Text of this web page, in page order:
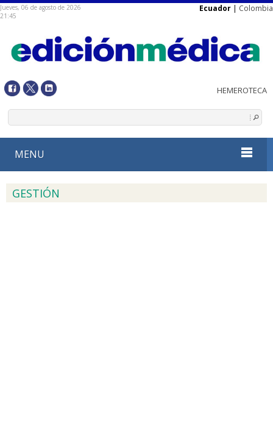
Jueves, 06 de agosto de 2026
21:45
Ecuador | Colombia
MENU
GESTIÓN